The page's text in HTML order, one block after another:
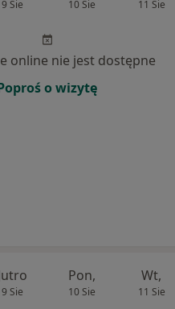
9 Sie 10 Sie 11 Sie
online nie jest dostępne
o wizytę
9 Sie
Pon,
10 Sie
Wt,
11 Sie